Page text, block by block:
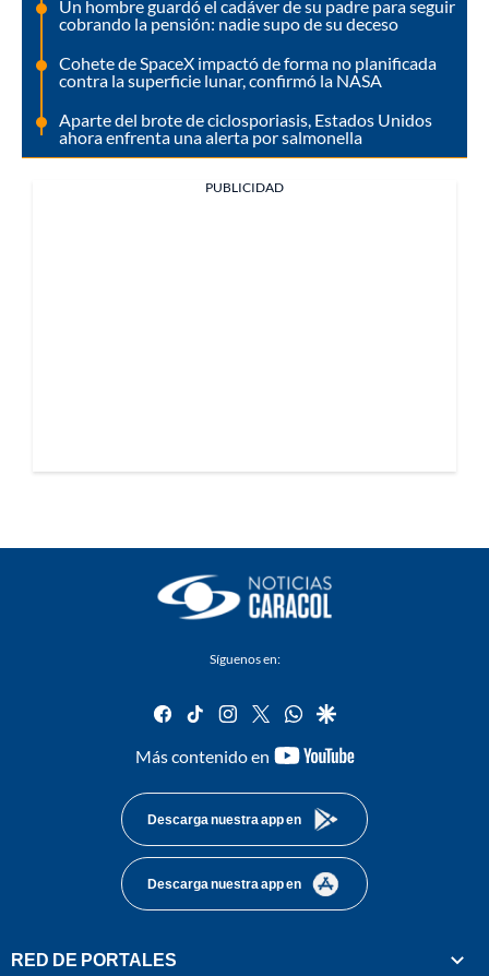
Un hombre guardó el cadáver de su padre para seguir
cobrando la pensión: nadie supo de su deceso
Cohete de SpaceX impactó de forma no planificada
contra la superficie lunar, confirmó la NASA
Aparte del brote de ciclosporiasis, Estados Unidos
ahora enfrenta una alerta por salmonella
PUBLICIDAD
Síguenos en:
facebook
tiktok instagram
twitterwhatsapp
google
Más contenido en
youtube-
Descarga nuestra app en
Descarga nuestra app en
RED DE PORTALES